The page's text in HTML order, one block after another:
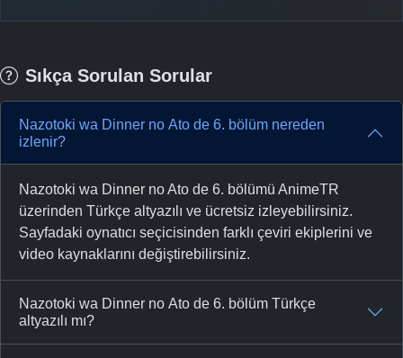
Sıkça Sorulan Sorular
Nazotoki wa Dinner no Ato de 6. bölüm nereden
izlenir?
Nazotoki wa Dinner no Ato de 6. bölümü AnimeTR
üzerinden Türkçe altyazılı ve ücretsiz izleyebilirsiniz.
Sayfadaki oynatıcı seçicisinden farklı çeviri ekiplerini ve
video kaynaklarını değiştirebilirsiniz.
Nazotoki wa Dinner no Ato de 6. bölüm Türkçe
altyazılı mı?